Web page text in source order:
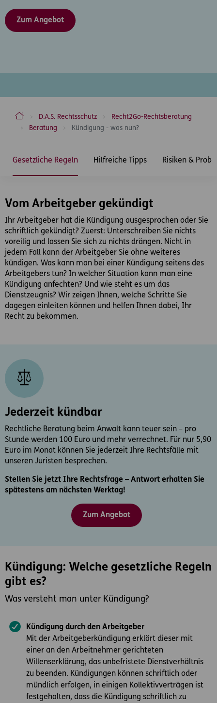
Zum Angebot
ERGO Versicherung Aktiengesellschaft
D.A.S. Rechtsschutz
Recht2Go-Rechtsberatung
Beratung
Kündigung - was nun?
Gesetzliche Regeln
Hilfreiche Tipps Risiken &
Vom Arbeitgeber gekündigt
Ihr Arbeitgeber hat die Kündigung ausgesprochen oder Sie
schriftlich gekündigt? Zuerst: Unterschreiben Sie nichts
voreilig und lassen Sie sich zu nichts drängen. Nicht in
jedem Fall kann der Arbeitgeber Sie ohne weiteres
kündigen. Was kann man bei einer Kündigung seitens des
Arbeitgebers tun? In welcher Situation kann man eine
Kündigung anfechten? Und wie steht es um das
Dienstzeugnis? Wir zeigen Ihnen, welche Schritte Sie
dagegen einleiten können und helfen Ihnen dabei, Ihr
Recht zu bekommen.
Jederzeit kündbar
Rechtliche Beratung beim Anwalt kann teuer sein – pro
Stunde werden 100 Euro und mehr verrechnet. Für nur 5,90
Euro im Monat können Sie jederzeit Ihre Rechtsfälle mit
unseren Juristen besprechen.
Stellen Sie jetzt Ihre Rechtsfrage – Antwort erhalten Sie
spätestens am nächsten Werktag!
Zum Angebot
Kündigung: Welche gesetzliche Regeln
gibt es?
Was versteht man unter Kündigung?
Kündigung durch den Arbeitgeber
Mit der Arbeitgeberkündigung erklärt dieser mit
einer an den Arbeitnehmer gerichteten
Willenserklärung, das unbefristete Dienstverhältnis
zu beenden. Kündigungen können schriftlich oder
mündlich erfolgen, in einigen Kollektivverträgen ist
festgehalten, dass die Kündigung schriftlich zu